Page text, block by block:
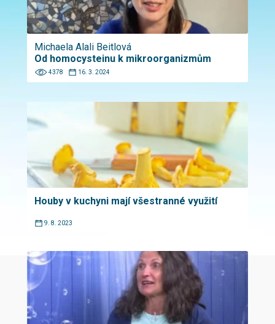
Michaela Alali Beitlová
Od homocysteinu k mikroorganizmům
4378 16. 3. 2024
Houby v kuchyni mají všestranné využití
9. 8. 2023